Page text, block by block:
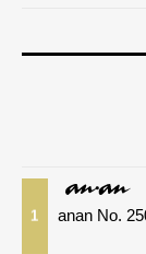
1 anan No.